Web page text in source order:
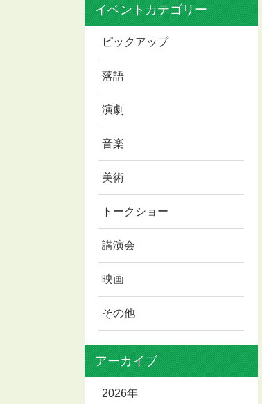
イベントカテゴリー
ピックアップ
落語
演劇
音楽
美術
トークショー
講演会
映画
その他
アーカイブ
2026年